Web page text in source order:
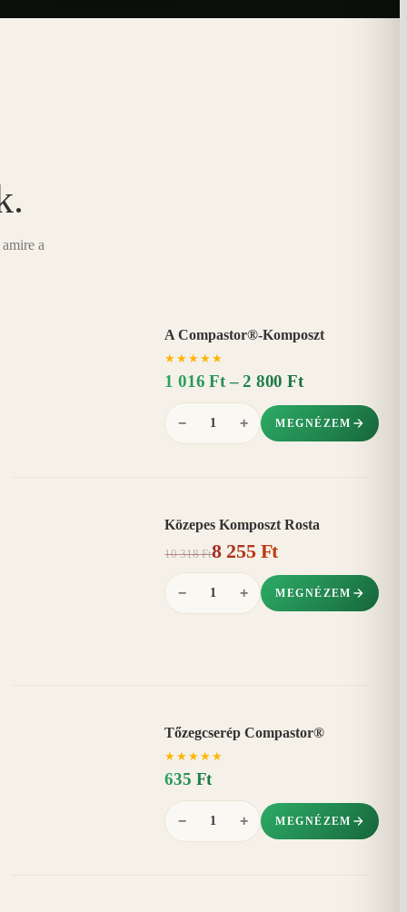
a
A Compastor®-Komposzt
★ ★ ★ ★ ★
1 016 Ft – 2 800 Ft
− + MEGNÉZEM
Közepes Komposzt Rosta
10 318 Ft8 255 Ft
− + MEGNÉZEM
Tőzegcserép Compastor®
★ ★ ★ ★ ★
635 Ft
− + MEGNÉZEM